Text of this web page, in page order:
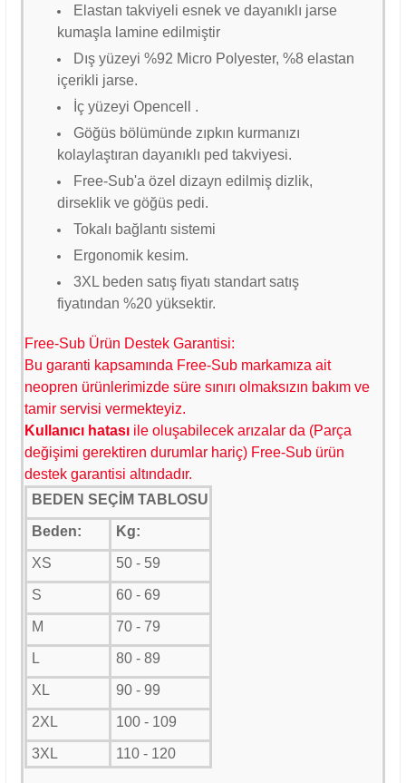
Elastan takviyeli esnek ve dayanıklı jarse
kumaşla lamine edilmiştir
Dış yüzeyi %92 Micro Polyester, %8 elastan
içerikli jarse.
İç yüzeyi Opencell .
Göğüs bölümünde zıpkın kurmanızı
kolaylaştıran dayanıklı ped takviyesi.
Free-Sub'a özel dizayn edilmiş dizlik,
dirseklik ve göğüs pedi.
Tokalı bağlantı sistemi
Ergonomik kesim.
3XL beden satış fiyatı standart satış
fiyatından %20 yüksektir.
Free-Sub Ürün Destek Garantisi:
Bu garanti kapsamında Free-Sub markamıza ait
neopren ürünlerimizde süre sınırı olmaksızın bakım ve
tamir servisi vermekteyiz.
Kullanıcı hatası ile oluşabilecek arızalar da (Parça
değişimi gerektiren durumlar hariç) Free-Sub ürün
destek garantisi altındadır.
BEDEN SEÇİM TABLOSU
Beden: Kg:
XS 50 - 59
S 60 - 69
M 70 - 79
L 80 - 89
XL 90 - 99
2XL 100 - 109
3XL 110 - 120